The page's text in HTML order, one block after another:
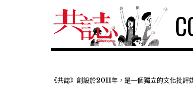
《共誌》創設於2011年，是一個獨立的文化批